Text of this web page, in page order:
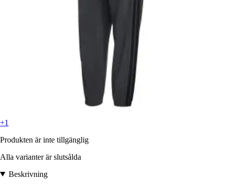
+1
Produkten är inte tillgänglig
Alla varianter är slutsålda
Beskrivning